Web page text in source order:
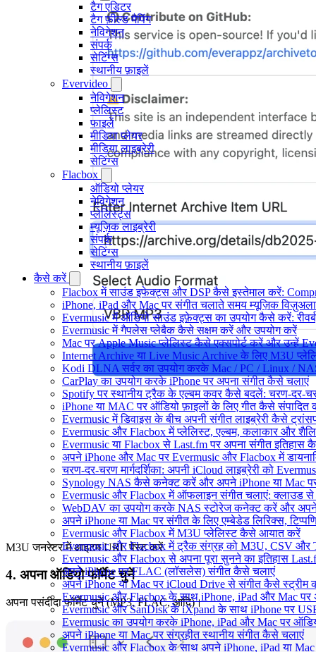
टैग एडिटर
टैग फ़ील्ड मैपिंग
नेविगेशन
संपर्क
सेटिंग्स
स्थानीय फ़ाइलें
Evervideo
नेविगेशन
प्लेलिस्ट
फाइलें
मीडिया प्लेयर
मीडिया लाइब्रेरी
सेटिंग्स
Flacbox
ऑडियो प्लेयर
नेविगेशन
प्लेलिस्ट्स
म्यूज़िक लाइब्रेरी
संपर्क
सेटिंग्स
स्थानीय फ़ाइलें
कैसे करें
Flacbox में साउंड इफेक्ट्स और DSP कैसे इस्तेमाल करें:
iPhone, iPad और Mac पर संगीत चलाते समय म्यूज़िक
Evermusic में ऑडियो साउंड इफ़ेक्ट्स का उपयोग कैसे करें:
Evermusic में गैपलेस प्लेबैक कैसे सक्षम करें और उपयोग करें
Mac पर Apple Music प्लेलिस्ट कैसे एक्सपोर्ट करें और उन्हें
Internet Archive या Live Music Archive के लिए M3U
Kodi DLNA सर्वर का उपयोग करके Mac / PC / Linux /
CarPlay का उपयोग करके iPhone पर अपना संगीत कैसे चलाएं
Spotify पर स्थानीय ट्रैक के एल्बम कवर कैसे बदलें: चरण-दर-
iPhone या MAC पर ऑडियो फ़ाइलों के लिए गीत कैसे संपादित
Evermusic में डिवाइस के बीच अपनी संगीत लाइब्रेरी कैसे
Evermusic और Flacbox में प्लेलिस्ट, एल्बम, कलाकार और
Evermusic या Flacbox से Last.fm पर अपना संगीत इतिहास
अपने iPhone और Mac पर Evermusic और Flacbox में
चरण-दर-चरण मार्गदर्शिका: अपनी iCloud लाइब्रेरी को
Synology NAS कैसे कनेक्ट करें और अपने iPhone या Mac
Evermusic और Flacbox में ऑफलाइन संगीत चलाएं: क्लाउड
WebDAV का उपयोग करके NAS स्टोरेज कनेक्ट करें और अपने
अपने iPhone या Mac पर संगीत के लिए एम्बेडेड लिरिक्स,
Evermusic और Flacbox में M3U प्लेलिस्ट कैसे आयात करें
Evermusic और Flacbox में ट्रैक संग्रह को M3U, CSV और
Evermusic और Flacbox से अपना पूरा सुनने का इतिहास
अपने iPhone पर FLAC (लॉसलेस) संगीत कैसे चलाएं
अपने iPhone या Mac पर iCloud Drive से संगीत कैसे स्ट्रीम
Evermusic और Flacbox के साथ iPhone, iPad और Mac
Evermusic और SanDisk के iXpand के साथ iPhone पर
Evermusic का उपयोग करके iPhone, iPad और Mac पर
अपने iPhone या Mac पर संग्रहीत स्थानीय संगीत कैसे चलाएं
Evermusic और Flacbox के साथ अपने iPhone, iPad या
M3U जनरेटर में आइटम URL पेस्ट करें
4. अपना ऑडियो फॉर्मेट चुनें
अपना पसंदीदा फॉर्मेट चुनें (MP3, FLAC, आदि)।